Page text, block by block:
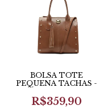
BOLSA TOTE
PEQUENA TACHAS -
R$359,90